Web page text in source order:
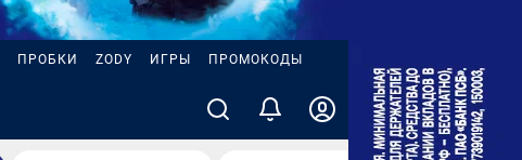
ПРОБКИ ZODY ИГРЫ ПРОМОКОДЫ